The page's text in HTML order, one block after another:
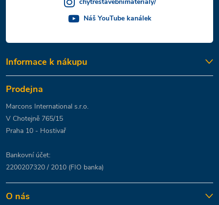
chytrestavebnimaterialy/
Náš YouTube kanálek
Informace k nákupu
Prodejna
Marcons International s.r.o.
V Chotejně 765/15
Praha 10 - Hostivař
Bankovní účet:
2200207320 / 2010 (FIO banka)
O nás